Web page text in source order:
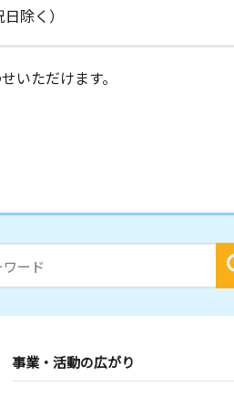
除く）
いただけます。
事業・活動の広がり